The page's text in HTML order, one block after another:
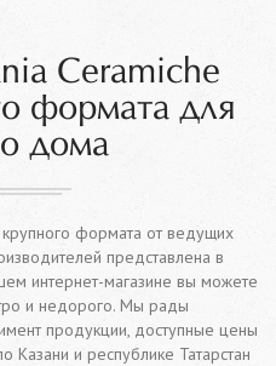
Ceramiche
формата для
дома
формата от ведущих
представлена в
интернет-магазине вы можете
и недорого. Мы рады
продукции, доступные цены
Казани и республике Татарстан